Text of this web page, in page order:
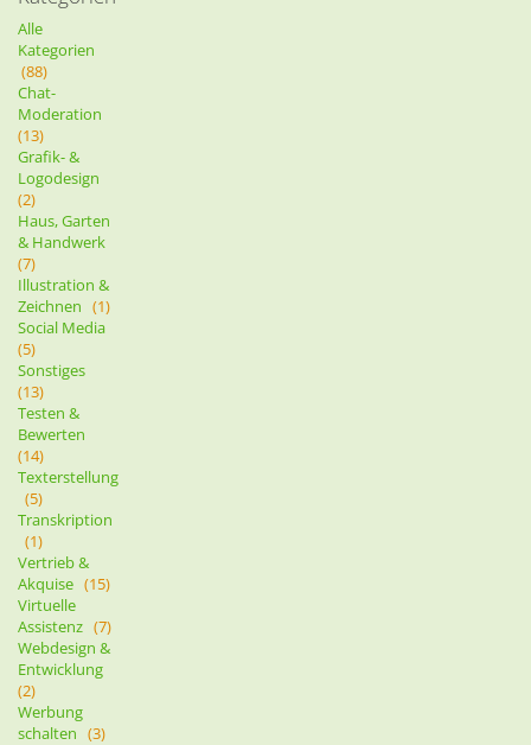
Alle
Kategorien
(88)
Chat-
Moderation
(13)
Grafik- &
Logodesign
(2)
Haus, Garten
& Handwerk
(7)
Illustration &
Zeichnen (1)
Social Media
(5)
Sonstiges
(13)
Testen &
Bewerten
(14)
Texterstellung
(5)
Transkription
(1)
Vertrieb &
Akquise (15)
Virtuelle
Assistenz (7)
Webdesign &
Entwicklung
(2)
Werbung
schalten (3)